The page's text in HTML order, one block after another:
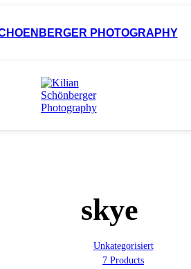
PHOTOGRAPHY
skye
Unkategorisiert
7 Products